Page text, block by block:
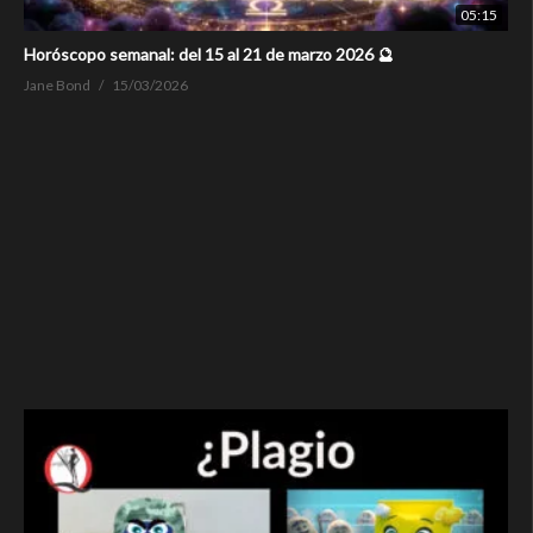
05:15
Horóscopo semanal: del 15 al 21 de marzo 2026 🔮
Jane Bond 15/03/2026